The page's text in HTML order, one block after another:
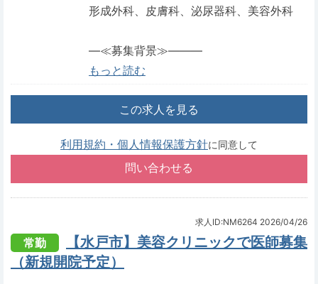
形成外科、皮膚科、泌尿器科、美容外科
―≪募集背景≫―――
もっと読む
この求人を見る
利用規約・個人情報保護方針に同意して
求人ID:NM6264 2026/04/26
常勤
【水戸市】美容クリニックで医師募集
（新規開院予定）